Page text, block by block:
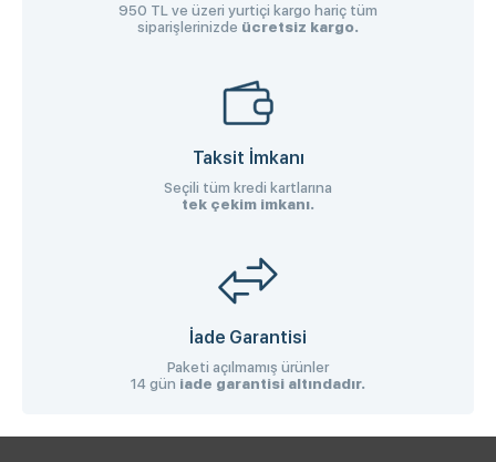
950 TL ve üzeri yurtiçi kargo hariç tüm
siparişlerinizde ücretsiz kargo.
Taksit İmkanı
Seçili tüm kredi kartlarına
tek çekim imkanı.
İade Garantisi
Paketi açılmamış ürünler
14 gün iade garantisi altındadır.